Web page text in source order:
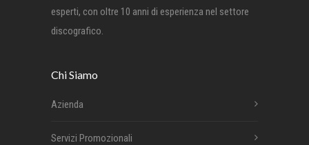
esperti, con oltre 10 anni di esperienza nel settore
discografico.
Chi Siamo
Azienda
Servizi Promozionali